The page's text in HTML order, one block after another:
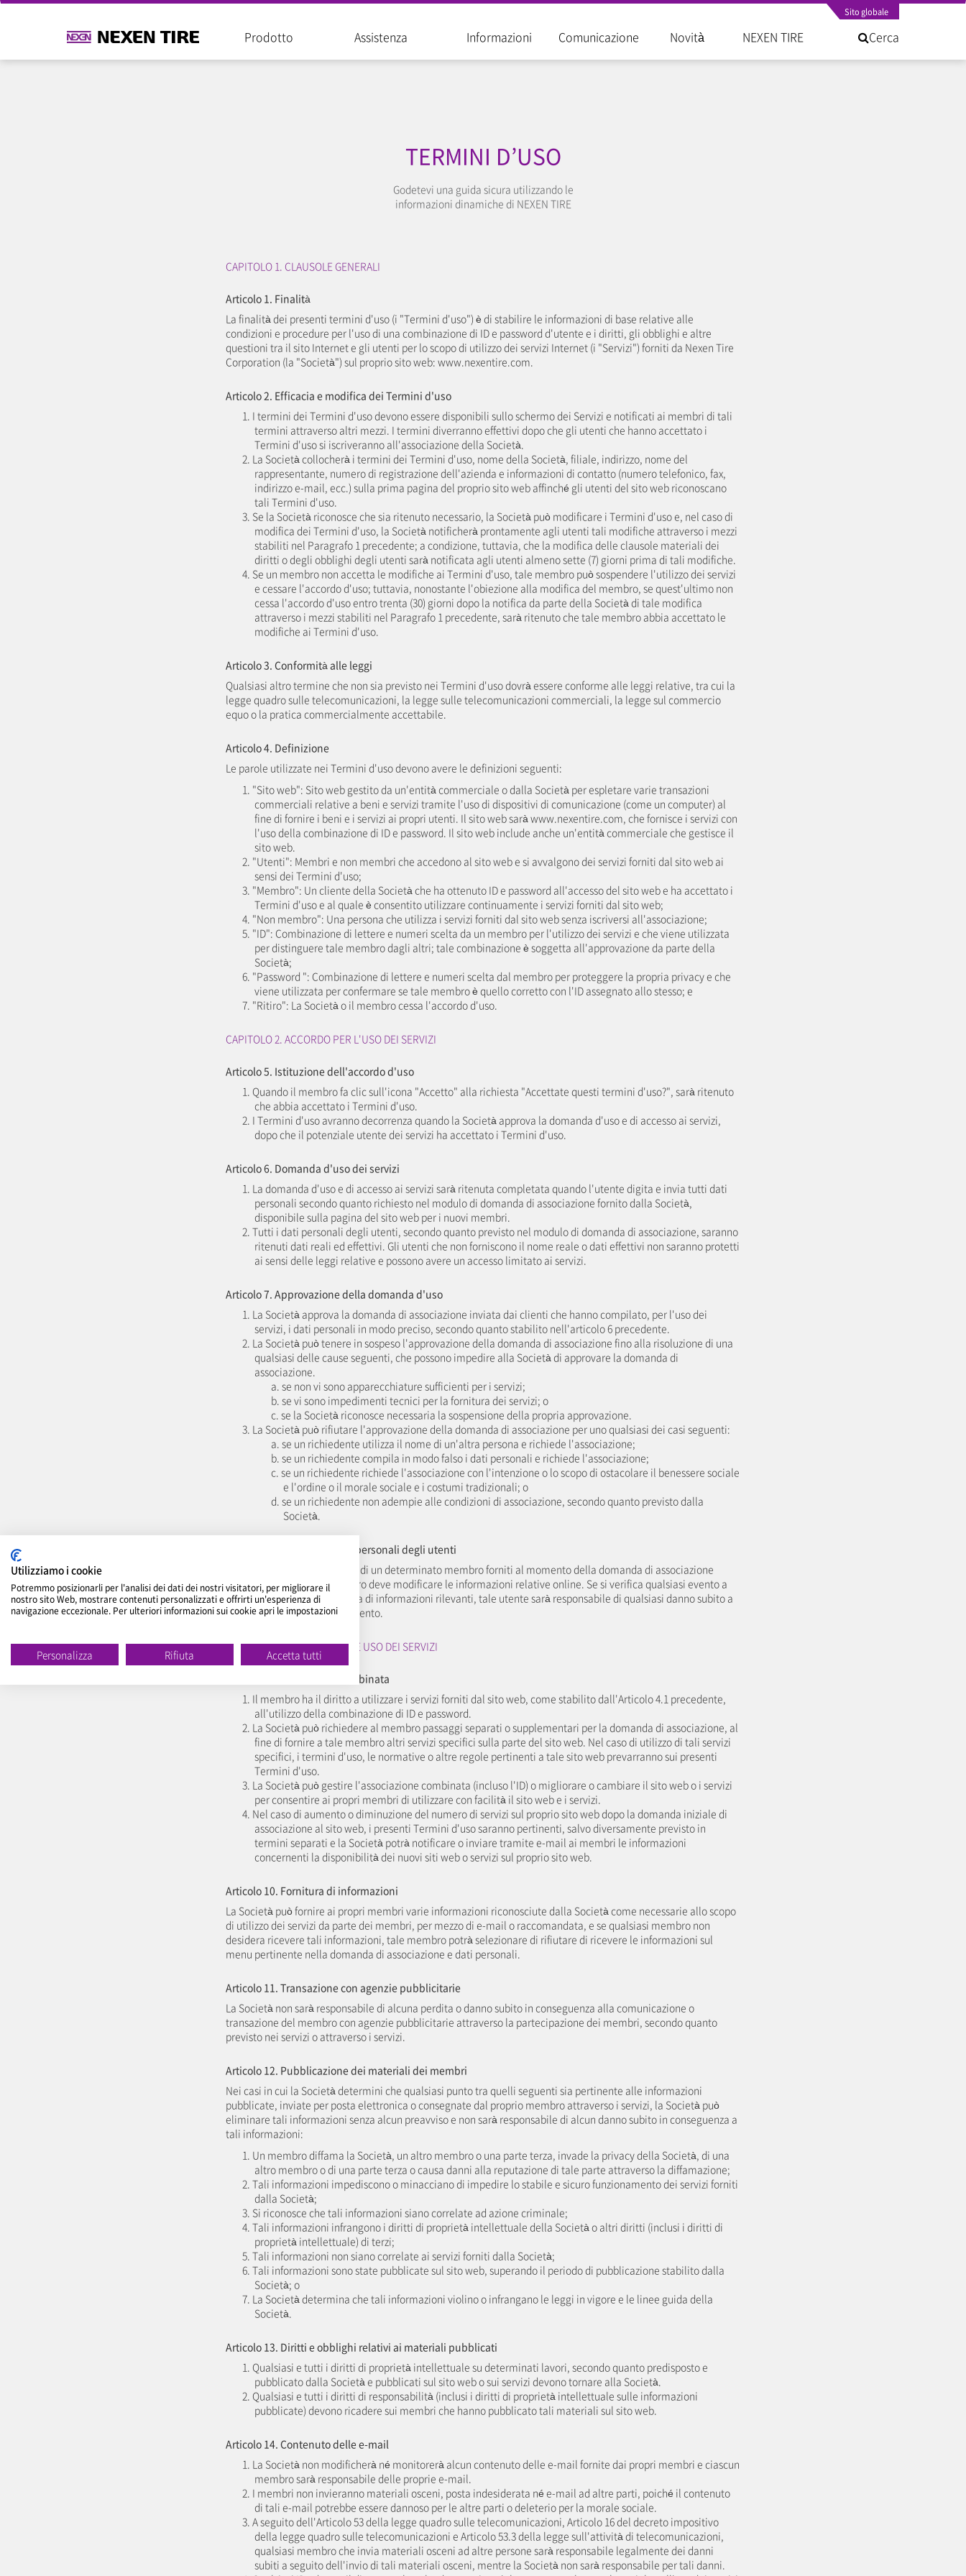
Sito globale
Prodotto Assistenza Informazioni Comunicazione Novità NEXEN TIRE Cerca
TERMINI D’USO
Godetevi una guida sicura utilizzando le
informazioni dinamiche di NEXEN TIRE
CAPITOLO 1. CLAUSOLE GENERALI
Articolo 1. Finalità
La finalità dei presenti termini d'uso (i "Termini d'uso") è di stabilire le informazioni di base relative alle
condizioni e procedure per l'uso di una combinazione di ID e password d'utente e i diritti, gli obblighi e altre
questioni tra il sito Internet e gli utenti per lo scopo di utilizzo dei servizi Internet (i "Servizi") forniti da Nexen Tire
Corporation (la "Società") sul proprio sito web: www.nexentire.com.
Articolo 2. Efficacia e modifica dei Termini d'uso
1. I termini dei Termini d'uso devono essere disponibili sullo schermo dei Servizi e notificati ai membri di tali
termini attraverso altri mezzi. I termini diverranno effettivi dopo che gli utenti che hanno accettato i
Termini d'uso si iscriveranno all'associazione della Società.
2. La Società collocherà i termini dei Termini d'uso, nome della Società, filiale, indirizzo, nome del
rappresentante, numero di registrazione dell'azienda e informazioni di contatto (numero telefonico, fax,
indirizzo e-mail, ecc.) sulla prima pagina del proprio sito web affinché gli utenti del sito web riconoscano
tali Termini d'uso.
3. Se la Società riconosce che sia ritenuto necessario, la Società può modificare i Termini d'uso e, nel caso di
modifica dei Termini d'uso, la Società notificherà prontamente agli utenti tali modifiche attraverso i mezzi
stabiliti nel Paragrafo 1 precedente; a condizione, tuttavia, che la modifica delle clausole materiali dei
diritti o degli obblighi degli utenti sarà notificata agli utenti almeno sette (7) giorni prima di tali modifiche.
4. Se un membro non accetta le modifiche ai Termini d'uso, tale membro può sospendere l'utilizzo dei servizi
e cessare l'accordo d'uso; tuttavia, nonostante l'obiezione alla modifica del membro, se quest'ultimo non
cessa l'accordo d'uso entro trenta (30) giorni dopo la notifica da parte della Società di tale modifica
attraverso i mezzi stabiliti nel Paragrafo 1 precedente, sarà ritenuto che tale membro abbia accettato le
modifiche ai Termini d'uso.
Articolo 3. Conformità alle leggi
Qualsiasi altro termine che non sia previsto nei Termini d'uso dovrà essere conforme alle leggi relative, tra cui la
legge quadro sulle telecomunicazioni, la legge sulle telecomunicazioni commerciali, la legge sul commercio
equo o la pratica commercialmente accettabile.
Articolo 4. Definizione
Le parole utilizzate nei Termini d'uso devono avere le definizioni seguenti:
1. "Sito web": Sito web gestito da un'entità commerciale o dalla Società per espletare varie transazioni
commerciali relative a beni e servizi tramite l'uso di dispositivi di comunicazione (come un computer) al
fine di fornire i beni e i servizi ai propri utenti. Il sito web sarà www.nexentire.com, che fornisce i servizi con
l'uso della combinazione di ID e password. Il sito web include anche un'entità commerciale che gestisce il
sito web.
2. "Utenti": Membri e non membri che accedono al sito web e si avvalgono dei servizi forniti dal sito web ai
sensi dei Termini d'uso;
3. "Membro": Un cliente della Società che ha ottenuto ID e password all'accesso del sito web e ha accettato i
Termini d'uso e al quale è consentito utilizzare continuamente i servizi forniti dal sito web;
4. "Non membro": Una persona che utilizza i servizi forniti dal sito web senza iscriversi all'associazione;
5. "ID": Combinazione di lettere e numeri scelta da un membro per l'utilizzo dei servizi e che viene utilizzata
per distinguere tale membro dagli altri; tale combinazione è soggetta all'approvazione da parte della
Società;
6. "Password ": Combinazione di lettere e numeri scelta dal membro per proteggere la propria privacy e che
viene utilizzata per confermare se tale membro è quello corretto con l'ID assegnato allo stesso; e
7. "Ritiro": La Società o il membro cessa l'accordo d'uso.
CAPITOLO 2. ACCORDO PER L'USO DEI SERVIZI
Articolo 5. Istituzione dell'accordo d'uso
1. Quando il membro fa clic sull'icona "Accetto" alla richiesta "Accettate questi termini d'uso?", sarà ritenuto
che abbia accettato i Termini d'uso.
2. I Termini d'uso avranno decorrenza quando la Società approva la domanda d'uso e di accesso ai servizi,
dopo che il potenziale utente dei servizi ha accettato i Termini d'uso.
Articolo 6. Domanda d'uso dei servizi
1. La domanda d'uso e di accesso ai servizi sarà ritenuta completata quando l'utente digita e invia tutti dati
personali secondo quanto richiesto nel modulo di domanda di associazione fornito dalla Società,
disponibile sulla pagina del sito web per i nuovi membri.
2. Tutti i dati personali degli utenti, secondo quanto previsto nel modulo di domanda di associazione, saranno
ritenuti dati reali ed effettivi. Gli utenti che non forniscono il nome reale o dati effettivi non saranno protetti
ai sensi delle leggi relative e possono avere un accesso limitato ai servizi.
Articolo 7. Approvazione della domanda d'uso
1. La Società approva la domanda di associazione inviata dai clienti che hanno compilato, per l'uso dei
servizi, i dati personali in modo preciso, secondo quanto stabilito nell'articolo 6 precedente.
2. La Società può tenere in sospeso l'approvazione della domanda di associazione fino alla risoluzione di una
qualsiasi delle cause seguenti, che possono impedire alla Società di approvare la domanda di
associazione.
a. se non vi sono apparecchiature sufficienti per i servizi;
b. se vi sono impedimenti tecnici per la fornitura dei servizi; o
c. se la Società riconosce necessaria la sospensione della propria approvazione.
3. La Società può rifiutare l'approvazione della domanda di associazione per uno qualsiasi dei casi seguenti:
a. se un richiedente utilizza il nome di un'altra persona e richiede l'associazione;
b. se un richiedente compila in modo falso i dati personali e richiede l'associazione;
c. se un richiedente richiede l'associazione con l'intenzione o lo scopo di ostacolare il benessere sociale
e l'ordine o il morale sociale e i costumi tradizionali; o
d. se un richiedente non adempie alle condizioni di associazione, secondo quanto previsto dalla
Società.
Articolo 8. Modifica dei dati personali degli utenti
Nei casi in cui i dati personali di un determinato membro forniti al momento della domanda di associazione
vengano modificati, il membro deve modificare le informazioni relative online. Se si verifica qualsiasi evento a
causa della mancata modifica di informazioni rilevanti, tale utente sarà responsabile di qualsiasi danno subito a
causa del verificarsi di tale evento.
CAPITOLO 3. DISPONIBILITÀ E USO DEI SERVIZI
Articolo 9. Associazione combinata
1. Il membro ha il diritto a utilizzare i servizi forniti dal sito web, come stabilito dall'Articolo 4.1 precedente,
all'utilizzo della combinazione di ID e password.
2. La Società può richiedere al membro passaggi separati o supplementari per la domanda di associazione, al
fine di fornire a tale membro altri servizi specifici sulla parte del sito web. Nel caso di utilizzo di tali servizi
specifici, i termini d'uso, le normative o altre regole pertinenti a tale sito web prevarranno sui presenti
Termini d'uso.
3. La Società può gestire l'associazione combinata (incluso l'ID) o migliorare o cambiare il sito web o i servizi
per consentire ai propri membri di utilizzare con facilità il sito web e i servizi.
4. Nel caso di aumento o diminuzione del numero di servizi sul proprio sito web dopo la domanda iniziale di
associazione al sito web, i presenti Termini d'uso saranno pertinenti, salvo diversamente previsto in
termini separati e la Società potrà notificare o inviare tramite e-mail ai membri le informazioni
concernenti la disponibilità dei nuovi siti web o servizi sul proprio sito web.
Articolo 10. Fornitura di informazioni
La Società può fornire ai propri membri varie informazioni riconosciute dalla Società come necessarie allo scopo
di utilizzo dei servizi da parte dei membri, per mezzo di e-mail o raccomandata, e se qualsiasi membro non
desidera ricevere tali informazioni, tale membro potrà selezionare di rifiutare di ricevere le informazioni sul
menu pertinente nella domanda di associazione e dati personali.
Articolo 11. Transazione con agenzie pubblicitarie
La Società non sarà responsabile di alcuna perdita o danno subito in conseguenza alla comunicazione o
transazione del membro con agenzie pubblicitarie attraverso la partecipazione dei membri, secondo quanto
previsto nei servizi o attraverso i servizi.
Articolo 12. Pubblicazione dei materiali dei membri
Nei casi in cui la Società determini che qualsiasi punto tra quelli seguenti sia pertinente alle informazioni
pubblicate, inviate per posta elettronica o consegnate dal proprio membro attraverso i servizi, la Società può
eliminare tali informazioni senza alcun preavviso e non sarà responsabile di alcun danno subito in conseguenza a
tali informazioni:
1. Un membro diffama la Società, un altro membro o una parte terza, invade la privacy della Società, di una
altro membro o di una parte terza o causa danni alla reputazione di tale parte attraverso la diffamazione;
2. Tali informazioni impediscono o minacciano di impedire lo stabile e sicuro funzionamento dei servizi forniti
dalla Società;
3. Si riconosce che tali informazioni siano correlate ad azione criminale;
4. Tali informazioni infrangono i diritti di proprietà intellettuale della Società o altri diritti (inclusi i diritti di
proprietà intellettuale) di terzi;
5. Tali informazioni non siano correlate ai servizi forniti dalla Società;
6. Tali informazioni sono state pubblicate sul sito web, superando il periodo di pubblicazione stabilito dalla
Società; o
7. La Società determina che tali informazioni violino o infrangano le leggi in vigore e le linee guida della
Società.
Articolo 13. Diritti e obblighi relativi ai materiali pubblicati
1. Qualsiasi e tutti i diritti di proprietà intellettuale su determinati lavori, secondo quanto predisposto e
pubblicato dalla Società e pubblicati sul sito web o sui servizi devono tornare alla Società.
2. Qualsiasi e tutti i diritti di responsabilità (inclusi i diritti di proprietà intellettuale sulle informazioni
pubblicate) devono ricadere sui membri che hanno pubblicato tali materiali sul sito web.
Articolo 14. Contenuto delle e-mail
1. La Società non modificherà né monitorerà alcun contenuto delle e-mail fornite dai propri membri e ciascun
membro sarà responsabile delle proprie e-mail.
2. I membri non invieranno materiali osceni, posta indesiderata né e-mail ad altre parti, poiché il contenuto
di tali e-mail potrebbe essere dannoso per le altre parti o deleterio per la morale sociale.
3. A seguito dell'Articolo 53 della legge quadro sulle telecomunicazioni, Articolo 16 del decreto impositivo
della legge quadro sulle telecomunicazioni e Articolo 53.3 della legge sull'attività di telecomunicazioni,
qualsiasi membro che invia materiali osceni ad altre persone sarà responsabile legalmente dei danni
subiti a seguito dell'invio di tali materiali osceni, mentre la Società non sarà responsabile per tali danni.
Utilizziamo i cookie
Potremmo posizionarli per l'analisi dei dati dei nostri visitatori, per migliorare il
nostro sito Web, mostrare contenuti personalizzati e offrirti un'esperienza di
navigazione eccezionale. Per ulteriori informazioni sui cookie apri le impostazioni
Personalizza Rifiuta Accetta tutti